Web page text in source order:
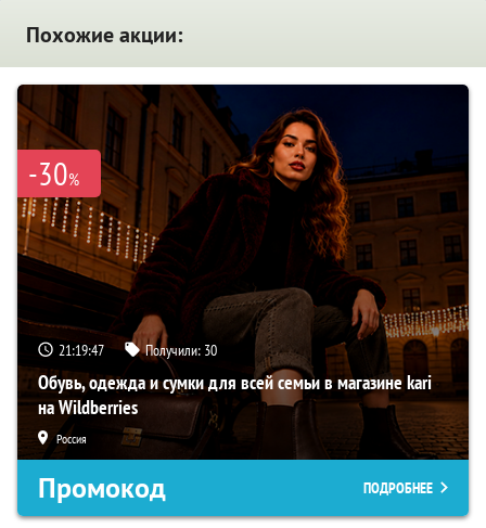
Похожие акции:
-30%
21:19:46 Получили: 30
Обувь, одежда и сумки для всей семьи в магазине kari
на Wildberries
Россия
Промокод ПОДРОБНЕЕ